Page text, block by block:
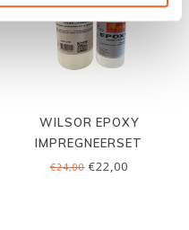
WILSOR EPOXY
IMPREGNEERSET
€24,00€22,00